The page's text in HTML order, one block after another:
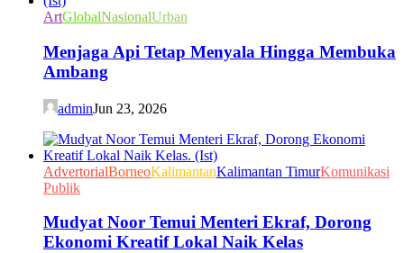
ArtGlobalNasionalUrban
Menjaga Api Tetap Menyala Hingga Membuka
Ambang
adminJun 23, 2026
AdvertorialBorneoKalimantanKalimantan TimurKomunikasi
Publik
Mudyat Noor Temui Menteri Ekraf, Dorong
Ekonomi Kreatif Lokal Naik Kelas